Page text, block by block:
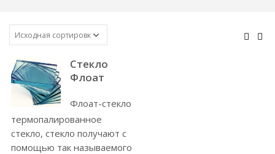
Стекло
Флоат
Флоат-стекло
термопалированное
стекло, стекло получают с
помощью так называемого